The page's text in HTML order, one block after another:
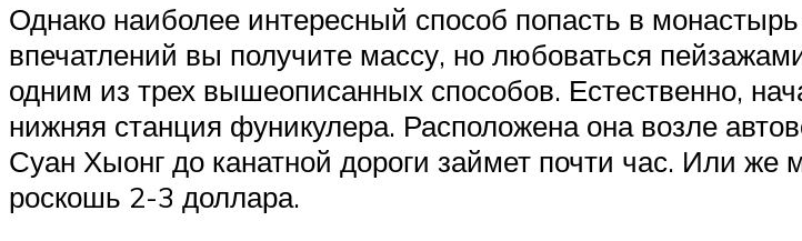
Однако наиболее интересный способ попасть в
впечатлений вы получите массу, но любоваться
одним из трех вышеописанных способов. Естественно,
нижняя станция фуникулера. Расположена она возле
Суан Хыонг до канатной дороги займет почти час. Или же
роскошь 2-3 доллара.